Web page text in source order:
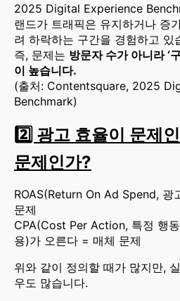
2025 Digital Experience
랜드가 트래픽은 유지하거나 증
려 하락하는 구간을 경험하고 있
즉, 문제는 방문자 수가 아니라 ‘
이 높습니다.
(출처: Contentsquare, 2025
Benchmark)
2️⃣ 광고 효율이 문제
문제인가?
ROAS(Return On Ad Spend, 광
문제
CPA(Cost Per Action, 특정 행
용)가 오른다 = 매체 문제
위와 같이 정의할 때가 많지만,
우도 많습니다.